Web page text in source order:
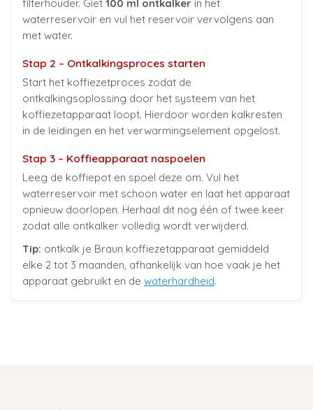
filterhouder. Giet 100 ml ontkalker in het
waterreservoir en vul het reservoir vervolgens aan
met water.
Stap 2 – Ontkalkingsproces starten
Start het koffiezetproces zodat de
ontkalkingsoplossing door het systeem van het
koffiezetapparaat loopt. Hierdoor worden kalkresten
in de leidingen en het verwarmingselement opgelost.
Stap 3 – Koffieapparaat naspoelen
Leeg de koffiepot en spoel deze om. Vul het
waterreservoir met schoon water en laat het apparaat
opnieuw doorlopen. Herhaal dit nog één of twee keer
zodat alle ontkalker volledig wordt verwijderd.
Tip: ontkalk je Braun koffiezetapparaat gemiddeld
elke 2 tot 3 maanden, afhankelijk van hoe vaak je het
apparaat gebruikt en de waterhardheid.